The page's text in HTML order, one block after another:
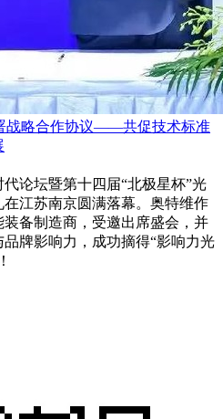
战略合作协议——共促技术标准
代论坛暨第十四届“北极星杯”光
江苏南京圆满落幕。奥特维作
备制造商，受邀出席盛会，并
牌影响力，成功摘得“影响力光